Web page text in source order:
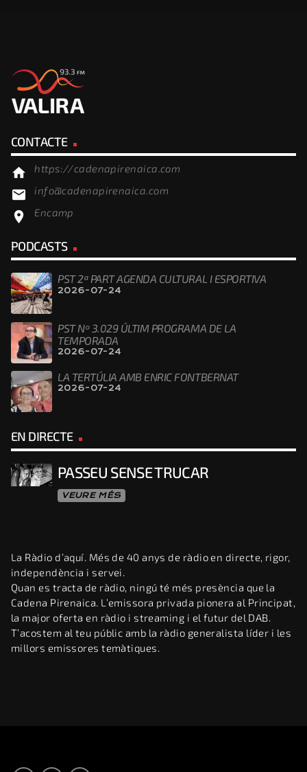
CONTACTE
home https://cadenapirenaica.com
email info@cadenapirenaica.com
location_on Encamp
PODCASTS
PST 2ª PART AGENDA CULTURAL I ESPORTIVA
2026-07-24
PST Nº 3.029 ÚLTIM PROGRAMA DE LA
TEMPORADA
2026-07-24
LA TERTÚLIA AMB ENRIC FONTBERNAT
2026-07-24
EN DIRECTE
PASSEU SENSE TRUCAR
VEURE MÉS
La Ràdio d’aquí. Més de 40 anys de ràdio en directe, rigor,
independència i servei.
Quan es tracta de ràdio, ningú té més presència que la
Cadena Pirenaica. L’emissora privada pionera al Principat,
la major oferta en ràdio i streaming i el futur del DAB.
T’acostem al teu públic amb la ràdio generalista líder i les
millors emissores temàtiques.